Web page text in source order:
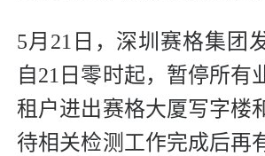
5月21日，深圳赛格集团
自21日零时起，暂停所有
租户进出赛格大厦写字楼
待相关检测工作完成后再